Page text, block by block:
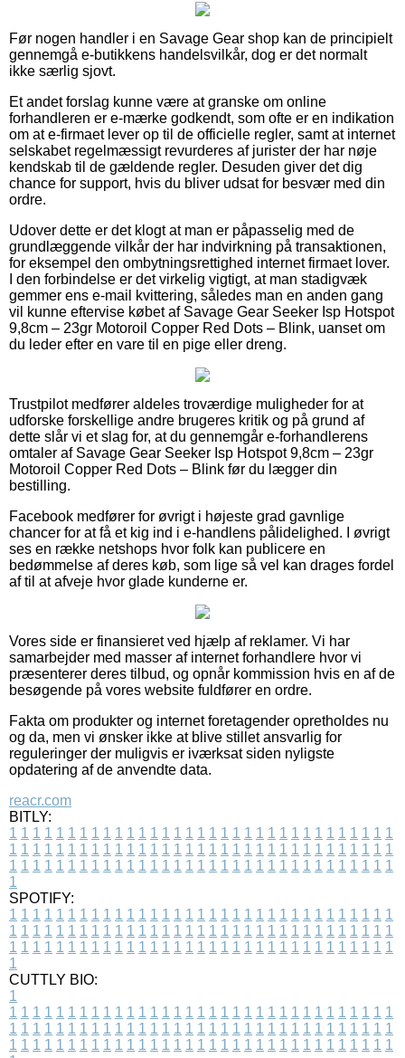
Før nogen handler i en Savage Gear shop kan de principielt
gennemgå e-butikkens handelsvilkår, dog er det normalt
ikke særlig sjovt.
Et andet forslag kunne være at granske om online
forhandleren er e-mærke godkendt, som ofte er en indikation
om at e-firmaet lever op til de officielle regler, samt at internet
selskabet regelmæssigt revurderes af jurister der har nøje
kendskab til de gældende regler. Desuden giver det dig
chance for support, hvis du bliver udsat for besvær med din
ordre.
Udover dette er det klogt at man er påpasselig med de
grundlæggende vilkår der har indvirkning på transaktionen,
for eksempel den ombytningsrettighed internet firmaet lover.
I den forbindelse er det virkelig vigtigt, at man stadigvæk
gemmer ens e-mail kvittering, således man en anden gang
vil kunne eftervise købet af Savage Gear Seeker Isp Hotspot
9,8cm – 23gr Motoroil Copper Red Dots – Blink, uanset om
du leder efter en vare til en pige eller dreng.
Trustpilot medfører aldeles troværdige muligheder for at
udforske forskellige andre brugeres kritik og på grund af
dette slår vi et slag for, at du gennemgår e-forhandlerens
omtaler af Savage Gear Seeker Isp Hotspot 9,8cm – 23gr
Motoroil Copper Red Dots – Blink før du lægger din
bestilling.
Facebook medfører for øvrigt i højeste grad gavnlige
chancer for at få et kig ind i e-handlens pålidelighed. I øvrigt
ses en række netshops hvor folk kan publicere en
bedømmelse af deres køb, som lige så vel kan drages fordel
af til at afveje hvor glade kunderne er.
Vores side er finansieret ved hjælp af reklamer. Vi har
samarbejder med masser af internet forhandlere hvor vi
præsenterer deres tilbud, og opnår kommission hvis en af de
besøgende på vores website fuldfører en ordre.
Fakta om produkter og internet foretagender opretholdes nu
og da, men vi ønsker ikke at blive stillet ansvarlig for
reguleringer der muligvis er iværksat siden nyligste
opdatering af de anvendte data.
reacr.com
BITLY:
1 1 1 1 1 1 1 1 1 1 1 1 1 1 1 1 1 1 1 1 1 1 1 1 1 1 1 1 1 1 1 1 1
1 1 1 1 1 1 1 1 1 1 1 1 1 1 1 1 1 1 1 1 1 1 1 1 1 1 1 1 1 1 1 1 1
1 1 1 1 1 1 1 1 1 1 1 1 1 1 1 1 1 1 1 1 1 1 1 1 1 1 1 1 1 1 1 1 1
1
SPOTIFY:
1 1 1 1 1 1 1 1 1 1 1 1 1 1 1 1 1 1 1 1 1 1 1 1 1 1 1 1 1 1 1 1 1
1 1 1 1 1 1 1 1 1 1 1 1 1 1 1 1 1 1 1 1 1 1 1 1 1 1 1 1 1 1 1 1 1
1 1 1 1 1 1 1 1 1 1 1 1 1 1 1 1 1 1 1 1 1 1 1 1 1 1 1 1 1 1 1 1 1
1
CUTTLY BIO:
1
1 1 1 1 1 1 1 1 1 1 1 1 1 1 1 1 1 1 1 1 1 1 1 1 1 1 1 1 1 1 1 1 1
1 1 1 1 1 1 1 1 1 1 1 1 1 1 1 1 1 1 1 1 1 1 1 1 1 1 1 1 1 1 1 1 1
1 1 1 1 1 1 1 1 1 1 1 1 1 1 1 1 1 1 1 1 1 1 1 1 1 1 1 1 1 1 1 1 1